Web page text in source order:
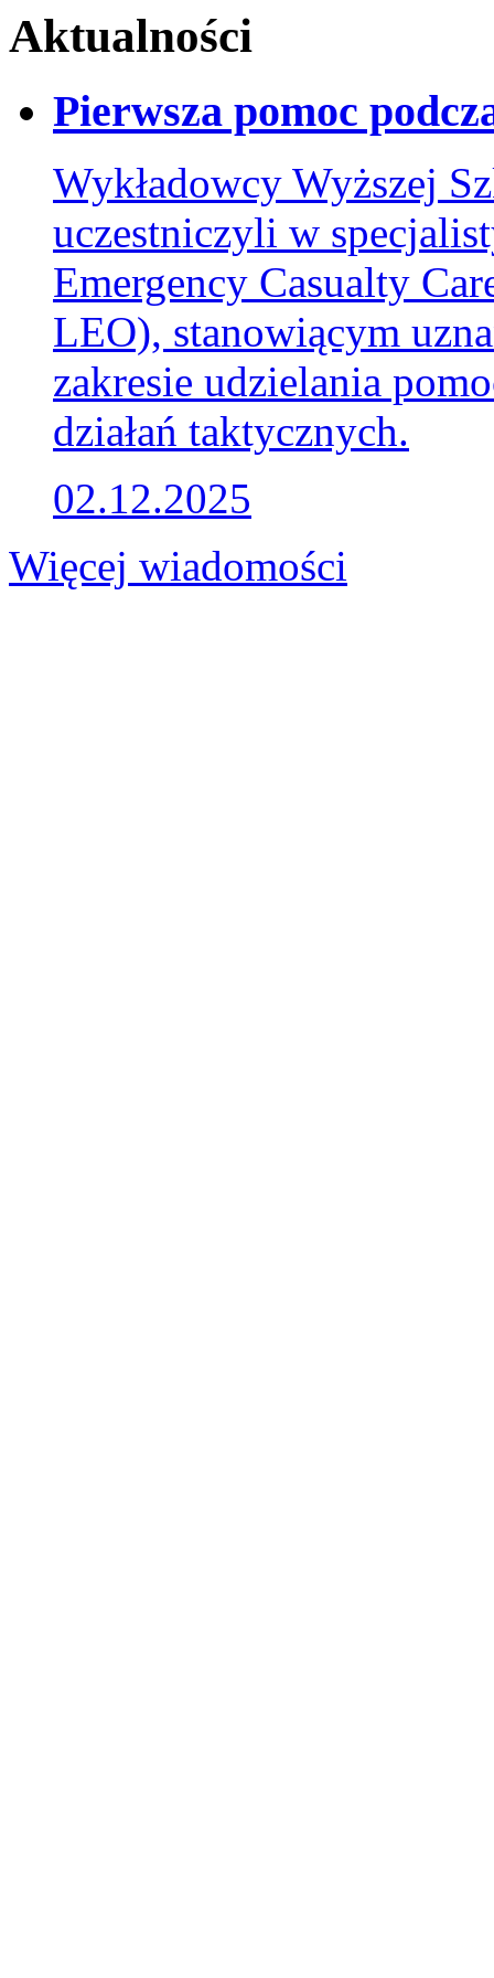
Aktualności
Pierwsza pomoc
Wykładowcy Wyższej
uczestniczyli w
Emergency Casualty
LEO), stanowiącym
zakresie udzielania
działań taktycznych.
02.12.2025
Więcej wiadomości